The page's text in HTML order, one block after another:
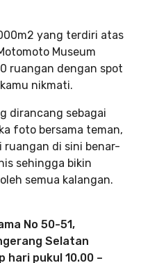
yang terdiri atas
Museum
ruangan dengan spot
nikmati.
dirancang sebagai
foto bersama teman,
ruangan di sini benar-
sehingga bikin
semua kalangan.
No 50-51,
Selatan
hari pukul 10.00 –